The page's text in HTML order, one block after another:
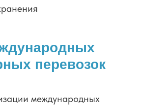
перевозок
международных